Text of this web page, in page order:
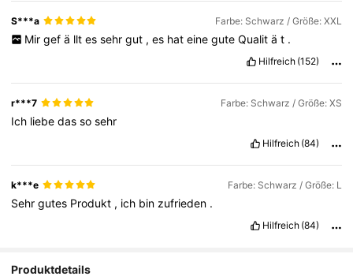
S***a Farbe: Schwarz / Größe: XXL
Mir gef ä llt es sehr gut , es hat eine gute Qualit ä t .
Hilfreich (152)
r***7 Farbe: Schwarz / Größe: XS
Ich liebedassosehr
Hilfreich (84)
k***e Farbe: Schwarz / Größe: L
Sehrgutes Produkt , ich bin zufrieden .
Hilfreich (84)
Produktdetails